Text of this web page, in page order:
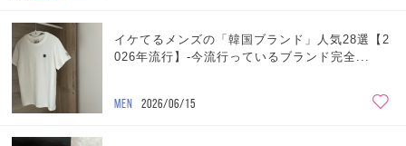
イケてるメンズの「韓国ブランド」人気28選【2
026年流行】-今流行っているブランド完全...
MEN 2026/06/15